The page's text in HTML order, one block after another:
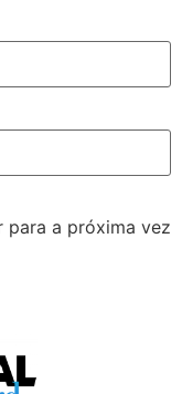
para a próxima vez